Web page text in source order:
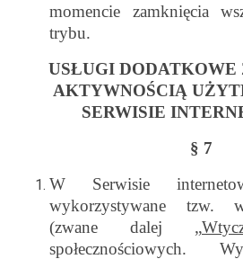
momencie zamknięcia
trybu.
USŁUGI
AKTYWNOŚCIĄ
SERWISIE
§ 7
W Serwisie
wykorzystywane tzw.
(zwane dalej „
społecznościowych.